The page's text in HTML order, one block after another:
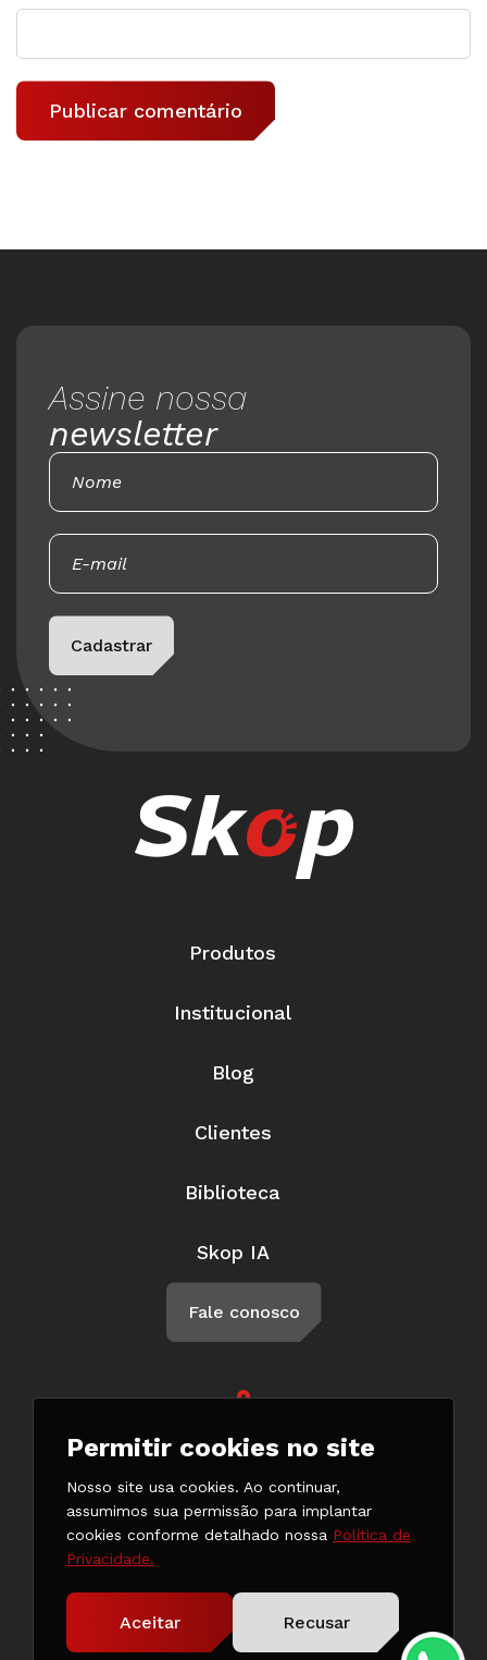
Assine nossa
newsletter
Please leave this field empty.
Cadastrar
Produtos
Institucional
Blog
Clientes
Biblioteca
Skop IA
Fale conosco
de Janeiro - RJ CEP 21011-500
(21) 3147-7777
(21) 98132-0182
Copyright © 2024. Todos os direitos reservados.
Desenvolvido pela
Permitir cookies no site
Nosso site usa cookies. Ao continuar,
assumimos sua permissão para implantar
cookies conforme detalhado nossa Política de
Privacidade.
Aceitar Recusar